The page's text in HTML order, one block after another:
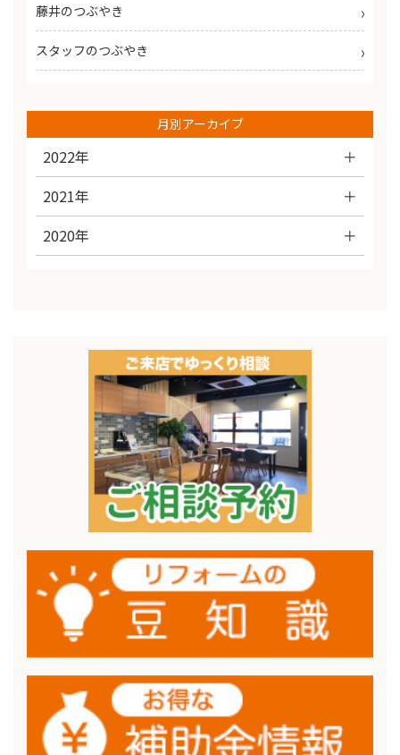
藤井のつぶやき
スタッフのつぶやき
月別アーカイブ
2022年
2021年
2020年